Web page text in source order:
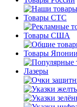
Товары СТС
Товары США
Товары Японии
Лазеры